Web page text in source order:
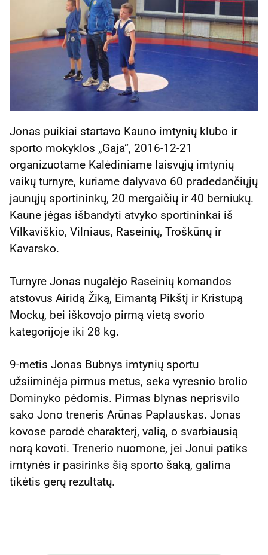
Jonas puikiai startavo Kauno imtynių klubo ir
sporto mokyklos „Gaja“, 2016-12-21
organizuotame Kalėdiniame laisvųjų imtynių
vaikų turnyre, kuriame dalyvavo 60 pradedančiųjų
jaunųjų sportininkų, 20 mergaičių ir 40 berniukų.
Kaune jėgas išbandyti atvyko sportininkai iš
Vilkaviškio, Vilniaus, Raseinių, Troškūnų ir
Kavarsko.
Turnyre Jonas nugalėjo Raseinių komandos
atstovus Airidą Žiką, Eimantą Pikštį ir Kristupą
Mockų, bei iškovojo pirmą vietą svorio
kategorijoje iki 28 kg.
9-metis Jonas Bubnys imtynių sportu
užsiiminėja pirmus metus, seka vyresnio brolio
Dominyko pėdomis. Pirmas blynas neprisvilo
sako Jono treneris Arūnas Paplauskas. Jonas
kovose parodė charakterį, valią, o svarbiausią
norą kovoti. Trenerio nuomone, jei Jonui patiks
imtynės ir pasirinks šią sporto šaką, galima
tikėtis gerų rezultatų.